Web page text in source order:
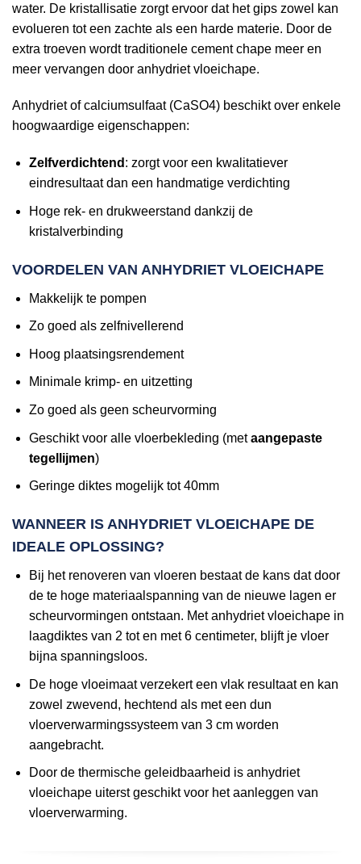
water. De kristallisatie zorgt ervoor dat het gips zowel kan
evolueren tot een zachte als een harde materie. Door de
extra troeven wordt traditionele cement chape meer en
meer vervangen door anhydriet vloeichape.
Anhydriet of calciumsulfaat (CaSO4) beschikt over enkele
hoogwaardige eigenschappen:
Zelfverdichtend : zorgt voor een kwalitatiever
eindresultaat dan een handmatige verdichting
Hoge rek- en drukweerstand dankzij de
kristalverbinding
VOORDELEN VAN ANHYDRIET VLOEICHAPE
Makkelijk te pompen
Zo goed als zelfnivellerend
Hoog plaatsingsrendement
Minimale krimp- en uitzetting
Zo goed als geen scheurvorming
Geschikt voor alle vloerbekleding (metaangepaste
tegellijmen)
Geringe diktes mogelijk tot 40mm
WANNEER IS ANHYDRIET VLOEICHAPE DE
IDEALE OPLOSSING?
Bij het renoveren van vloeren bestaat de kans dat door
de te hoge materiaalspanning van de nieuwe lagen er
scheurvormingen ontstaan. Met anhydriet vloeichape in
laagdiktes van 2 tot en met 6 centimeter, blijft je vloer
bijna spanningsloos.
De hoge vloeimaat verzekert een vlak resultaat en kan
zowel zwevend, hechtend als met een dun
vloerverwarmingssysteem van 3 cm worden
aangebracht.
Door de thermische geleidbaarheid is anhydriet
vloeichape uiterst geschikt voor het aanleggen van
vloerverwarming.